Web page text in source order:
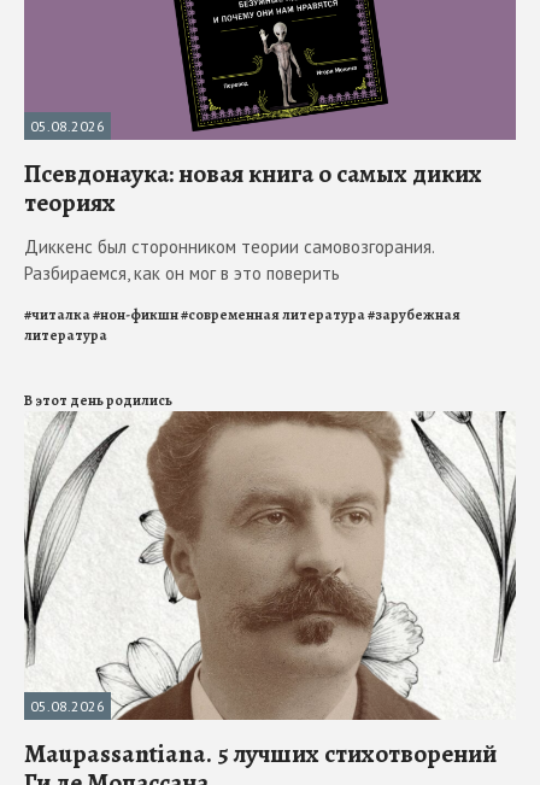
05.08.2026
Псевдонаука: новая книга о самых диких
теориях
Диккенс был сторонником теории самовозгорания.
Разбираемся, как он мог в это поверить
#читалка#нон-фикшн#современная литература#зарубежная
литература
В этот день родились
05.08.2026
Maupassantiana. 5 лучших стихотворений